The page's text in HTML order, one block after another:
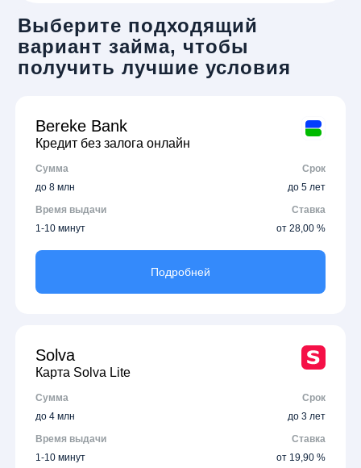
Выберите подходящий
вариант займа, чтобы
получить лучшие условия
Bereke Bank
Кредит без залога онлайн
Сумма
Срок
до 8 млн
до 5 лет
Время выдачи
Ставка
1-10 минут
от 28,00 %
Подробней
Solva
Карта Solva Lite
Сумма
Срок
до 4 млн
до 3 лет
Время выдачи
Ставка
1-10 минут
от 19,90 %